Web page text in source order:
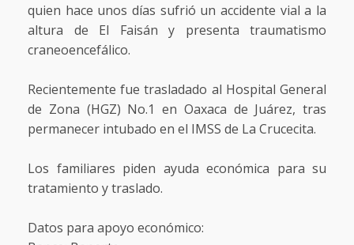
quien hace unos días sufrió un accidente vial a la
altura de El Faisán y presenta traumatismo
craneoencefálico.
Recientemente fue trasladado al Hospital General
de Zona (HGZ) No.1 en Oaxaca de Juárez, tras
permanecer intubado en el IMSS de La Crucecita.
Los familiares piden ayuda económica para su
tratamiento y traslado.
Datos para apoyo económico: